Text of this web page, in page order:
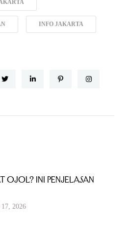
INFO JAKARTA
Ojol? Ini Penjelasan
2026